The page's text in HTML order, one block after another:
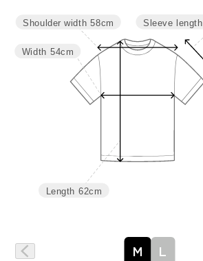
サイズ 身丈 肩幅 バスト
62 58 108
64 116
詳細はこちら
Sleeve length
Length 62cm
Width 54cm
Shoulder width 58cm
M L